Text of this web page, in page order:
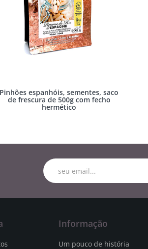
Pinhões espanhóis, sementes, saco
de frescura de 500g com fecho
hermético
Informação
Um pouco de história